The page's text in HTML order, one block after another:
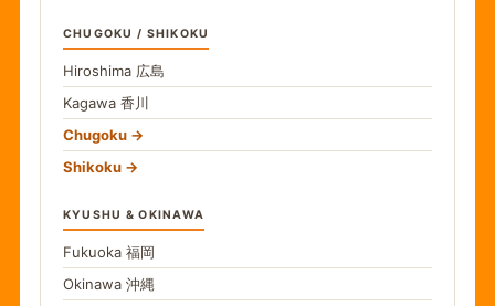
CHUGOKU / SHIKOKU
Hiroshima 広島
Kagawa 香川
Chugoku
Shikoku
KYUSHU & OKINAWA
Fukuoka 福岡
Okinawa 沖縄